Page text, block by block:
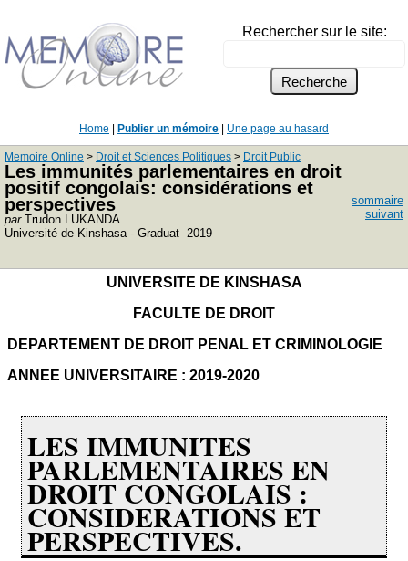
Rechercher sur le site:
Home Publier un mémoire Une page au hasard
Memoire Online > Droit et Sciences Politiques > Droit Public
Les immunités parlementaires en droit
positif congolais: considérations et
perspectives
parTrudon LUKANDA
Université de Kinshasa - Graduat 2019
sommaire
suivant
UNIVERSITE DE KINSHASA
FACULTE DE DROIT
DEPARTEMENT DE DROIT PENAL ET CRIMINOLOGIE
ANNEE UNIVERSITAIRE : 2019-2020
LES IMMUNITES
PARLEMENTAIRES EN
DROIT CONGOLAIS :
CONSIDERATIONS ET
PERSPECTIVES.